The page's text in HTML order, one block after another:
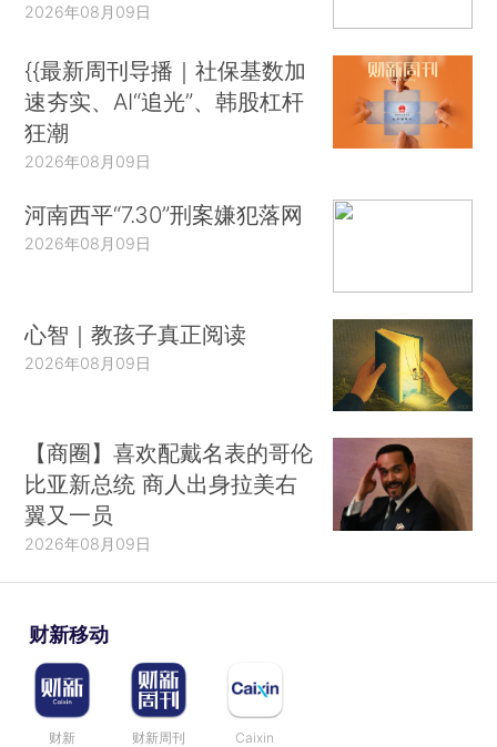
2026年08月09日
{{最新周刊导播｜社保基数加
速夯实、AI“追光”、韩股杠杆
狂潮
2026年08月09日
河南西平“7.30”刑案嫌犯落网
2026年08月09日
心智｜教孩子真正阅读
2026年08月09日
【商圈】喜欢配戴名表的哥伦
比亚新总统 商人出身拉美右
翼又一员
2026年08月09日
财新移动
财新 财新周刊 Caixin